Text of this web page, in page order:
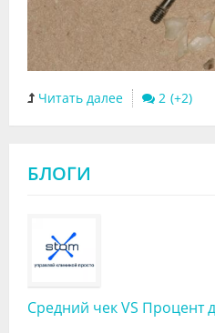
Читать далее 2
БЛОГИ
Средний чек VS Процент